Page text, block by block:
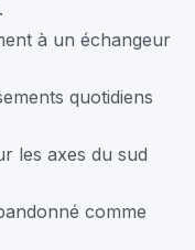
à un échangeur
quotidiens
les axes du sud
comme